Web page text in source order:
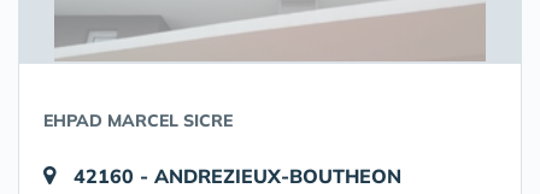
EHPAD MARCEL SICRE
42160 - ANDREZIEUX-BOUTHEON